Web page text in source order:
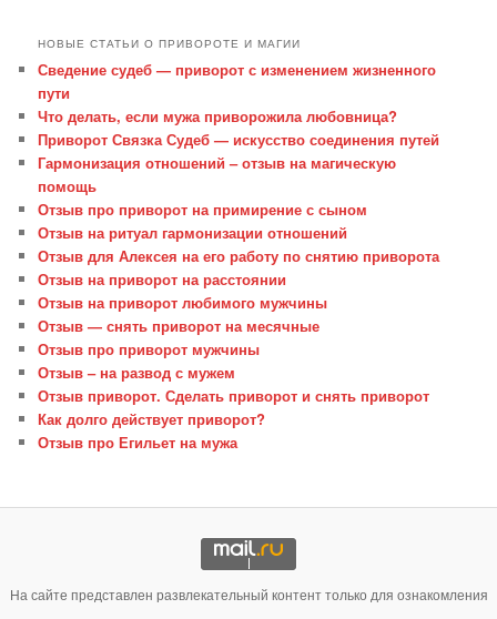
НОВЫЕ СТАТЬИ О ПРИВОРОТЕ И МАГИИ
Сведение судеб — приворот с изменением жизненного
пути
Что делать, если мужа приворожила любовница?
Приворот Связка Судеб — искусство соединения путей
Гармонизация отношений – отзыв на магическую
помощь
Отзыв про приворот на примирение с сыном
Отзыв на ритуал гармонизации отношений
Отзыв для Алексея на его работу по снятию приворота
Отзыв на приворот на расстоянии
Отзыв на приворот любимого мужчины
Отзыв — снять приворот на месячные
Отзыв про приворот мужчины
Отзыв – на развод с мужем
Отзыв приворот. Сделать приворот и снять приворот
Как долго действует приворот?
Отзыв про Егильет на мужа
На сайте представлен развлекательный контент только для ознакомления